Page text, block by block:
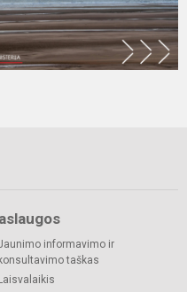
informavimo ir
konsultavimo taškas
Laisvalaikis